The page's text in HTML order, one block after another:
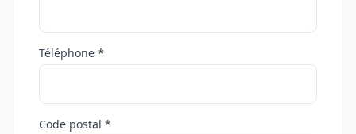
Téléphone *
Code postal *